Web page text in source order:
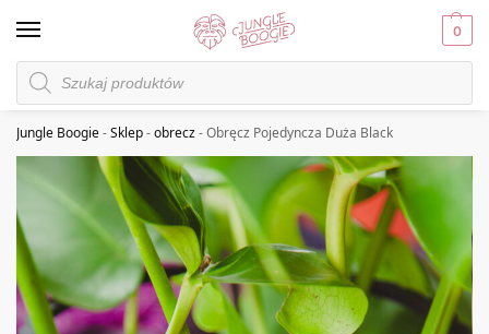
0
Jungle Boogie-Sklep-obrecz-Obręcz Pojedyncza Duża Black